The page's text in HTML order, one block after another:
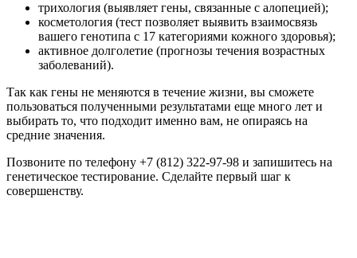
трихология (выявляет гены, связанные с алопецией);
косметология (тест позволяет выявить взаимосвязь
вашего генотипа с 17 категориями кожного здоровья);
активное долголетие (прогнозы течения возрастных
заболеваний).
Так как гены не меняются в течение жизни, вы сможете
пользоваться полученными результатами еще много лет и
выбирать то, что подходит именно вам, не опираясь на
средние значения.
Позвоните по телефону +7 (812) 322-97-98 и запишитесь на
генетическое тестирование. Сделайте первый шаг к
совершенству.